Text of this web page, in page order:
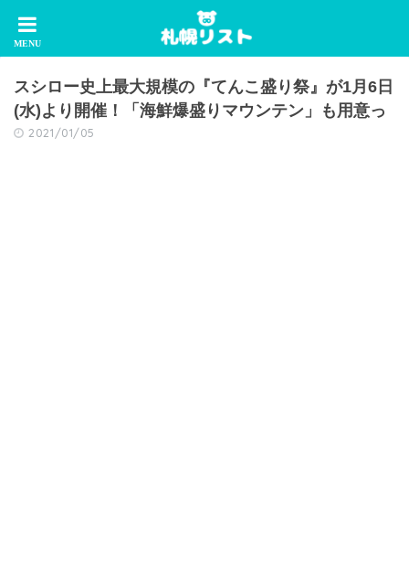
スシロー史上最大規模の『てんこ盛り祭』が1月6日
(水)より開催！「海鮮爆盛りマウンテン」も用意っ
2021/01/05